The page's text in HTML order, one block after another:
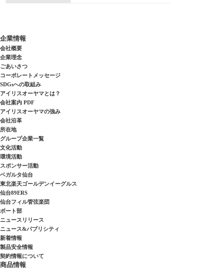
企業情報
会社概要
企業理念
ごあいさつ
コーポレートメッセージ
SDGsへの取組み
アイリスオーヤマとは？
会社案内 PDF
アイリスオーヤマの強み
会社沿革
所在地
グループ企業一覧
文化活動
環境活動
スポンサー活動
ベガルタ仙台
東北楽天ゴールデンイーグルス
仙台89ERS
仙台フィル管弦楽団
ボート部
ニュースリリース
ニュース&パブリシティ
新着情報
製品安全情報
契約情報について
商品情報